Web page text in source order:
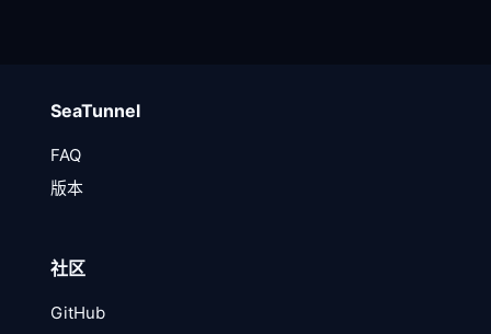
SeaTunnel
FAQ
版本
社区
GitHub